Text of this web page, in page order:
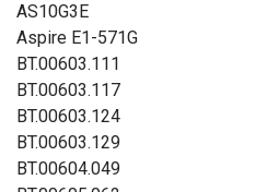
AS10G3E
Aspire E1-571G
BT.00603.111
BT.00603.117
BT.00603.124
BT.00603.129
BT.00604.049